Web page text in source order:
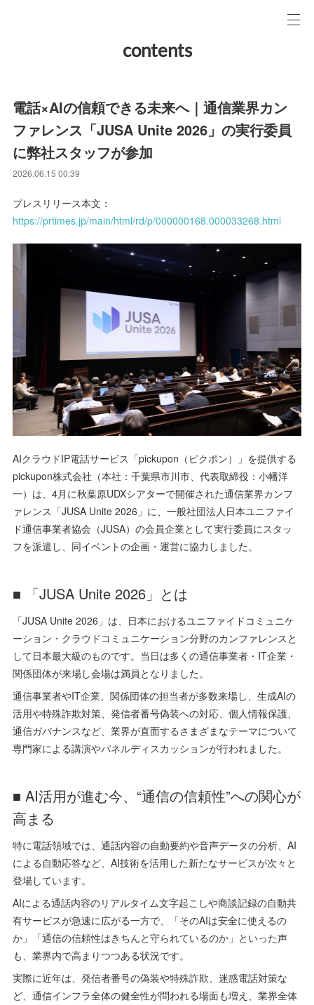
contents
電話×AIの信頼できる未来へ｜通信業界カン
ファレンス「JUSA Unite 2026」の実行委員
に弊社スタッフが参加
2026.06.15 00:39
プレスリリース本文：
https://prtimes.jp/main/html/rd/p/000000168.000033268.html
AIクラウドIP電話サービス「pickupon（ピクポン）」を提供する
pickupon株式会社（本社：千葉県市川市、代表取締役：小幡洋
一）は、4月に秋葉原UDXシアターで開催された通信業界カンフ
ァレンス「JUSA Unite 2026」に、一般社団法人日本ユニファイ
ド通信事業者協会（JUSA）の会員企業として実行委員にスタッ
フを派遣し、同イベントの企画・運営に協力しました。
■ 「JUSA Unite 2026」とは
「JUSA Unite 2026」は、日本におけるユニファイドコミュニケ
ーション・クラウドコミュニケーション分野のカンファレンスと
して日本最大級のものです。当日は多くの通信事業者・IT企業・
関係団体が来場し会場は満員となりました。
通信事業者やIT企業、関係団体の担当者が多数来場し、生成AIの
活用や特殊詐欺対策、発信者番号偽装への対応、個人情報保護、
通信ガバナンスなど、業界が直面するさまざまなテーマについて
専門家による講演やパネルディスカッションが行われました。
■ AI活用が進む今、“通信の信頼性”への関心が
高まる
特に電話領域では、通話内容の自動要約や音声データの分析、AI
による自動応答など、AI技術を活用した新たなサービスが次々と
登場しています。
AIによる通話内容のリアルタイム文字起こしや商談記録の自動共
有サービスが急速に広がる一方で、「そのAIは安全に使えるの
か」「通信の信頼性はきちんと守られているのか」といった声
も、業界内で高まりつつある状況です。
実際に近年は、発信者番号の偽装や特殊詐欺、迷惑電話対策な
ど、通信インフラ全体の健全性が問われる場面も増え、業界全体